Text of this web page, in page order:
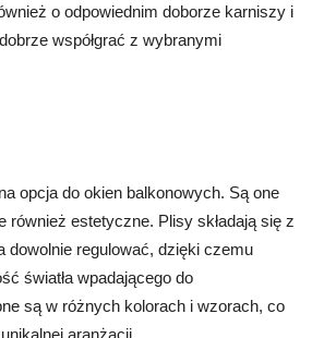
o odpowiednim doborze karniszy i
współgrać z wybranymi
opcja do okien balkonowych. Są one
również estetyczne. Plisy składają się z
dowolnie regulować, dzięki czemu
światła wpadającego do
są w różnych kolorach i wzorach, co
aranżacji.